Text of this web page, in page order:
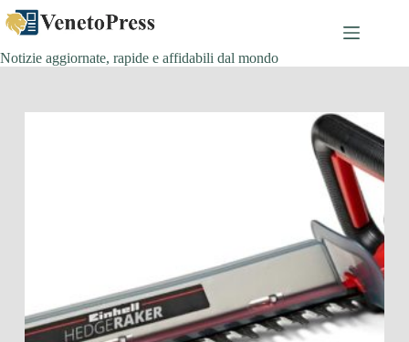
Salta
al
contenuto
Notizie aggiornate, rapide e affidabili dal mondo